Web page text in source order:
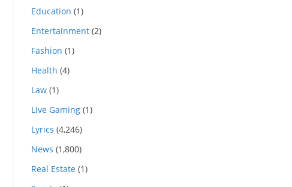
Education (1)
Entertainment (2)
Fashion (1)
Health (4)
Law (1)
Live Gaming (1)
Lyrics (4,246)
News (1,800)
Real Estate (1)